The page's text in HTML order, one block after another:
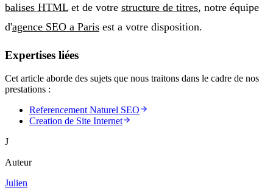
balises HTML et de votre structure de titres, notre équipe
d'agence SEO a Paris est a votre disposition.
Expertises liées
Cet article aborde des sujets que nous traitons dans le cadre de nos
prestations :
Referencement Naturel SEO
Creation de Site Internet
J
Auteur
Julien